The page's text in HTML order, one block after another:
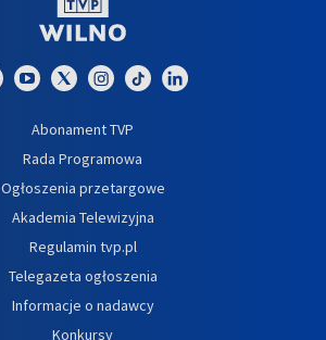
Abonament TVP
Rada Programowa
Ogłoszenia przetargowe
Akademia Telewizyjna
Regulamin tvp.pl
Telegazeta ogłoszenia
Informacje o nadawcy
Konkursy